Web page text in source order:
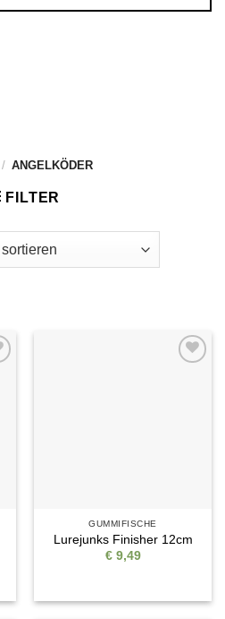
/ ANGELKÖDER
FILTER
GUMMIFISCHE
Lurejunks Finisher 12cm
€9,49